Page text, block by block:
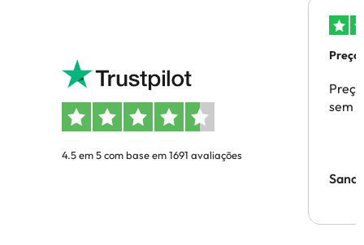
4.5 em 5 com base em 1691 avaliações
sem